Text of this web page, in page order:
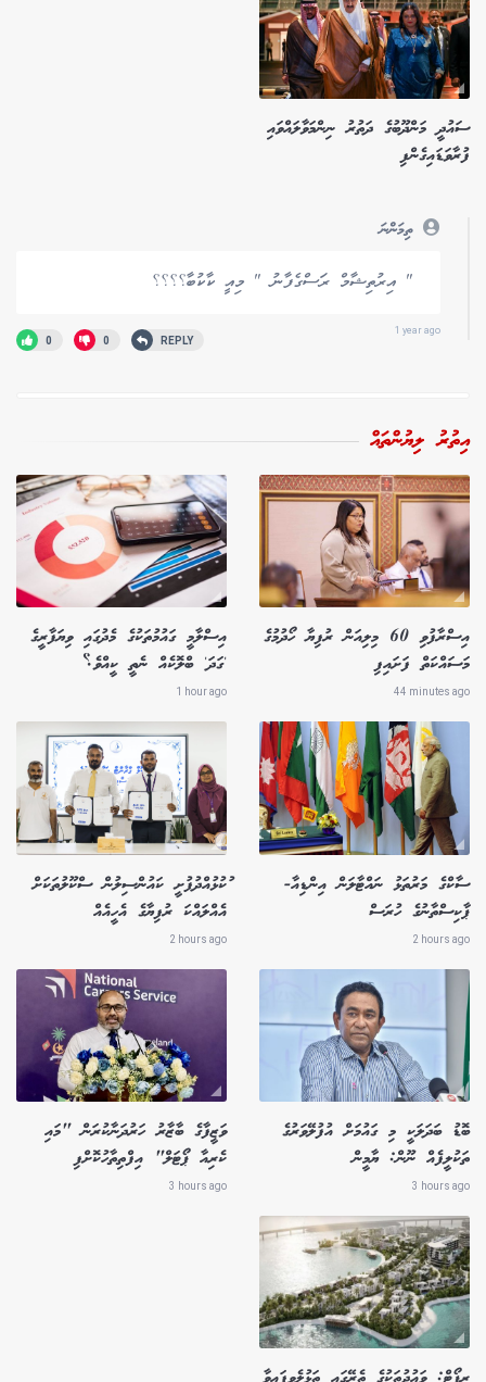
ސައުދީ މަންދޫބުގެ ދަތުރު ނިންމަވާލައްވައި
ފުރާވަޑައިގެންފި
ތިމަންނަ
" އިރުތިޝާމް ރަސްގެފާނު " މިއީ ކާކުބާ؟؟؟؟
0 0 REPLY
1 year ago
އިތުރު ލިޔުންތައް
އިސްރާފުވި 60 މިލިއަން ރުފިޔާ ހޯދުމުގެ
މަސައްކަތް ފަށައިފި
44 minutes ago
އިސްލާމީ ގައުމުތަކުގެ މެދުގައި ވިޔަފާރީގެ
'ގަދަ' ބްލޮކެއް ނެތީ ކީއްވެ؟
1 hour ago
ސާކްގެ މަރުތަޅު ނައްޓާލަން އިންޑިއާ-
ޕާކިސްތާނުގެ ހުރަސް
2 hours ago
ުކުޅުއްދުފުށީ ކައުންސިލުން ސްކޫލުތަކަށް
އެއްލައްކަ ރުފިޔާގެ އެހީއެއް
2 hours ago
ބޮޑު ބަދަލަކީ މި ގައުމަށް އުފުލޭވަރުގެ
ތަކުލީފެއް ނޫން: ޔާމީން
3 hours ago
ވަޒީފާގެ ބާޒާރު ހަރުދަނާކުރަން "މައި
ކެރިއާ ޕޯޓަލް" އިފްތިތާހުކޮށްފި
3 hours ago